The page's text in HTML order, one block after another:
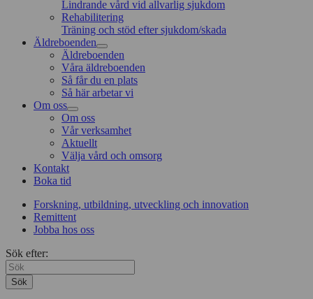
Lindrande vård vid allvarlig sjukdom
Rehabilitering
Träning och stöd efter sjukdom/skada
Äldreboenden
Äldreboenden
Våra äldreboenden
Så får du en plats
Så här arbetar vi
Om oss
Om oss
Vår verksamhet
Aktuellt
Välja vård och omsorg
Kontakt
Boka tid
Forskning, utbildning, utveckling och innovation
Remittent
Jobba hos oss
Sök efter:
Sök